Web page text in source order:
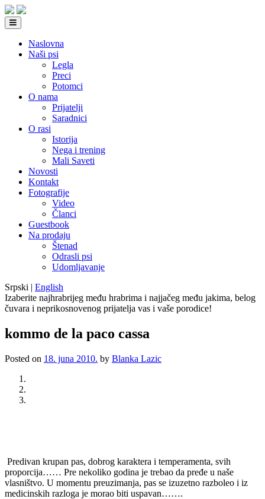
Naslovna
Naši psi
Legla
Preci
Potomci
O nama
Prijatelji
Saradnici
O rasi
Istorija
Nega i trening
Mali Saveti
Novosti
Kontakt
Fotografije
Video
Članci
Guestbook
Na prodaju
Štenad
Odrasli psi
Udomljavanje
Srpski | English
Izaberite najhrabrijeg među hrabrima i najjačeg među jakima, belog
čuvara i neprikosnovenog prijatelja vas i vaše porodice!
kommo de la paco cassa
Posted on 18. juna 2010. by Blanka Lazic
Predivan krupan pas, dobrog karaktera i temperamenta, svih
proporcija…… Pre nekoliko godina je trebao da pređe u naše
vlasništvo. U momentu preuzimanja, pas se izuzetno razboleo i iz
medicinskih razloga je morao biti uspavan…….